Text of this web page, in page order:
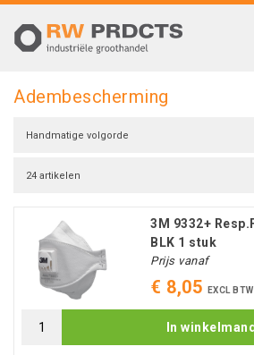
Adembescherming
3M 9332+
BLK 1 stuk
Prijs vanaf
€ 8,05 EXCL BTW
In winkelmand